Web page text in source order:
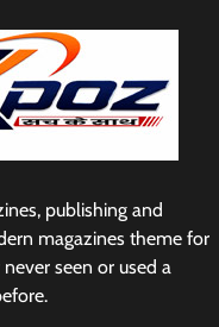
publishing and
magazines theme for
seen or used a